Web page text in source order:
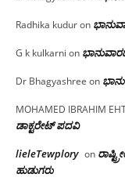
Radhika kuduron
G k kulkarni on
Dr Bhagyashree on
MOHAMED IBRAHIM
ಡಾಕ್ಟರೇಟ್ ಪದವಿ
lieleTewplory on
ಹುಡುಗರು